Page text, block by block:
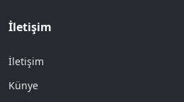
İletişim
İletişim
Künye